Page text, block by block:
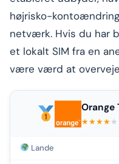
højrisko-
netværk. Hvis du har
et lokalt SIM fra en
være værd at
Orange
★★★★★
Lande